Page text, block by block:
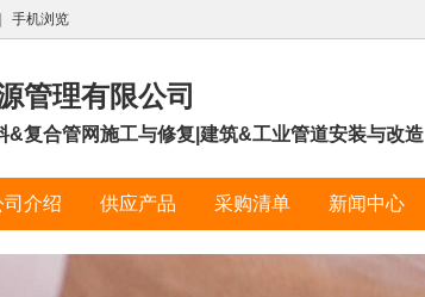
手机浏览
管理有限公司
&复合管网施工与修复|建筑&工业管道安装与改造
司介绍 供应产品 采购清单 新闻中心